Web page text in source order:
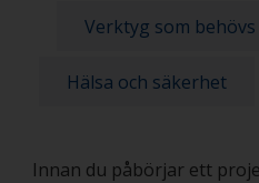
Verktyg som
Hälsa och säkerhet
Innan du påbörjar ett